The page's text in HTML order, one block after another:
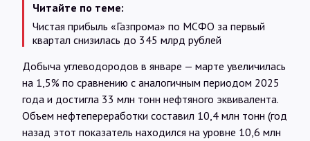
Читайте по теме:
Чистая прибыль «Газпрома» по МСФО за первый
квартал снизилась до 345 млрд рублей
Добыча углеводородов в январе — марте увеличилась
на 1,5% по сравнению с аналогичным периодом 2025
года и достигла 33 млн тонн нефтяного эквивалента.
Объем нефтепереработки составил 10,4 млн тонн (год
назад этот показатель находился на уровне 10,6 млн